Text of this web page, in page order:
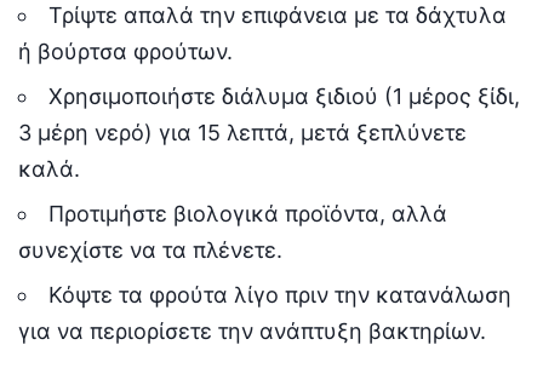
Τρίψτε απαλά την επιφάνεια με τα δάχτυλα
ή βούρτσα φρούτων.
Χρησιμοποιήστε διάλυμα ξιδιού (1 μέρος ξίδι,
3 μέρη νερό) για 15 λεπτά, μετά ξεπλύνετε
καλά.
Προτιμήστε βιολογικά προϊόντα, αλλά
συνεχίστε να τα πλένετε.
Κόψτε τα φρούτα λίγο πριν την κατανάλωση
για να περιορίσετε την ανάπτυξη βακτηρίων.